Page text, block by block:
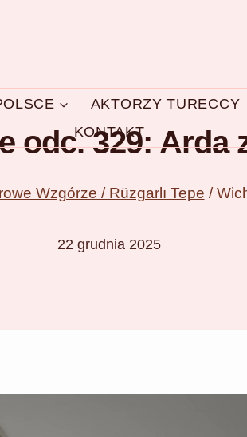
AKTORZY TURECCY
KONTAKT
odc. 329: Arda
Wzgórze / Rüzgarlı Tepe /
22 grudnia 2025